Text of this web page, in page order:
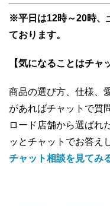
※平日は12時～20時、
ております。
【気になることはチャ
商品の選び方、仕様、
があればチャットで質
ロード店舗から選ばれ
ッとチャットでお答え
チャット相談を見てみ